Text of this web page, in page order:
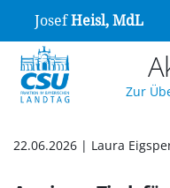
JosefHeisl, MdL
Zur
22.06.2026 | Laura